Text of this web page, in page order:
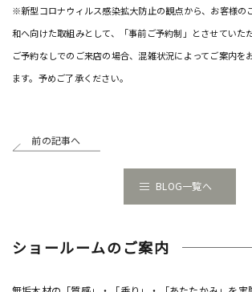
※新型コロナウィルス感染拡大防止の観点から、お客様の
和へ向けた取組みとして、「事前ご予約制」とさせていた
ご予約なしでのご来店の場合、混雑状況によってご案内を
ます。予めご了承ください。
前の記事へ
BLOG一覧へ
ショールームのご案内